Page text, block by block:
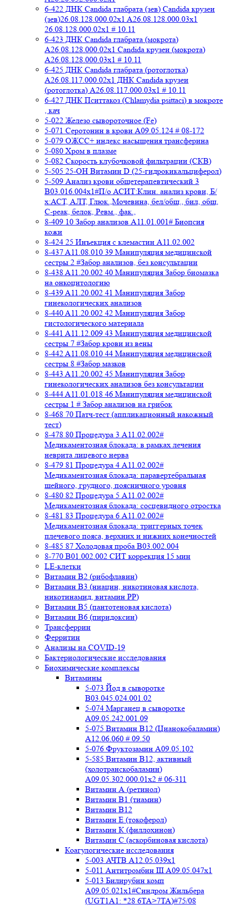
6-422 ДНК Candida глабрата (зев) Candida крузеи
(зев)26.08.128.000.02x1 A26.08.128.000.03x1
26.08.128.000.02x1 # 10.11
6-423 ДНК Candida глабрата (мокрота)
A26.08.128.000.02x1 Candida крузеи (мокрота)
A26.08.128.000.03x1 # 10.11
6-425 ДНК Candida глабрата (ротоглотка)
A26.08.117.000.02x1 ДНК Candida крузеи
(ротоглотка) A26.08.117.000.03x1 # 10.11
6-427 ДНК Пситтакоз (Chlamydia psittaci) в мокроте
, кач
5-022 Железо сывороточное (Fe)
5-071 Серотонин в крови A09.05.124 # 08-172
5-079 ОЖСС+ индекс насыщения трансферина
5-080 Хром в плазме
5-082 Скорость клубочковой фильтрации (СКВ)
5-505 25-ОН Витамин D (25-гидрокикальциферол)
5-509 Анализ крови общетерапевтический 3
B03.016.004x1#П/о АСИТ:Клин. анализ крови, Б/
х:АСТ, АЛТ, Глюк.,Мочевина, бел/общ., бил, общ,
C-реак, белок, Ревм., фак.,
8-409 10 Забор анализов A11.01.001# Биопсия
кожи
8-424 25 Инъекция с клемастин A11.02.002
8-437 A11.08.010 39 Манипуляция медицинской
сестры 2 #Забор анализов, без консультации
8-438 A11.20.002 40 Манипуляция Забор биомазка
на онкоцитологию
8-439 A11.20.002 41 Манипуляция Забор
гинекологических анализов
8-440 A11.20.002 42 Манипуляция Забор
гистологического материала
8-441 A11.12.009 43 Манипуляция медицинской
сестры 7 #Забор крови из вены
8-442 A11.08.010 44 Манипуляция медицинской
сестры 8 #Забор мазков
8-443 A11.20.002 45 Манипуляция Забор
гинекологических анализов без консультации
8-444 A11.01.018 46 Манипуляция медицинской
сестры 1 # Забор анализов на грибок
8-468 70 Патч-тест (аппликационный накожный
тест)
8-478 80 Процедура 3 A11.02.002#
Медикаментозная блокада: в рамках лечения
неврита лицевого нерва
8-479 81 Процедура 4 A11.02.002#
Медикаментозная блокада: паравертебральная
шейного, грудного, поясничного уровня
8-480 82 Процедура 5 A11.02.002#
Медикаментозная блокада: сосцевидного отростка
8-481 83 Процедура 6 A11.02.002#
Медикаментозная блокада: триггерных точек
плечевого пояса, верхних и нижних конечностей
8-485 87 Холодовая проба В03.002.004
8-770 B01.002.002 СИТ коррекция 15 мин
LE-клетки
Витамин В2 (рибофлавин)
Витамин В3 (ниацин, никотиновая кислота,
никотинамид, витамин PP)
Витамин В5 (пантотеновая кислота)
Витамин В6 (пиридоксин)
Трансферрин
Ферритин
Анализы на COVID-19
Бактериологические исследования
Биохимические комплексы
Витамины
5-073 Йод в сыворотке
B03.045.024.001.02
5-074 Марганец в сыворотке
A09.05.242.001.09
5-075 Витамин В12 (Цианокобаламин)
A12.06.060 # 09.50
5-076 Фруктозамин A09.05.102
5-585 Витамин B12, активный
(холотранскобаламин)
A09.05.302.000.01x2 # 06-311
Витамин А (ретинол)
Витамин В1 (тиамин)
Витамин В12
Витамин Е (токоферол)
Витамин К (филлохинон)
Витамин С (аскорбиновая кислота)
Коагулогические исследования
5-003 АЧТВ А12.05.039x1
5-011 Антитромбин III А09.05.047x1
5-013 Билирубин комп
A09.05.021x1#Синдром Жильбера
(UGT1A1: *28 6TA>7TA)#75/08